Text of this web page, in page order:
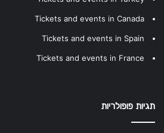
Tickets and events in Canada
Tickets and events in Spain
Tickets and events in France
תגיות פופולריות